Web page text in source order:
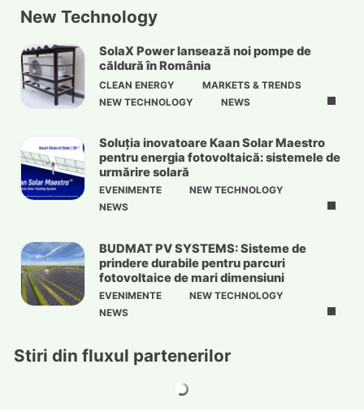
New Technology
SolaX Power lansează noi pompe de
căldură în România
CLEAN ENERGY
MARKETS & TRENDS
NEW TECHNOLOGY
NEWS
Soluția inovatoare Kaan Solar Maestro
pentru energia fotovoltaică: sistemele de
urmărire solară
EVENIMENTE
NEW TECHNOLOGY
NEWS
BUDMAT PV SYSTEMS: Sisteme de
prindere durabile pentru parcuri
fotovoltaice de mari dimensiuni
EVENIMENTE
NEW TECHNOLOGY
NEWS
Stiri din fluxul partenerilor